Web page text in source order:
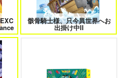
りた
骸骨騎士様、只今異世界へお
出掛け中II